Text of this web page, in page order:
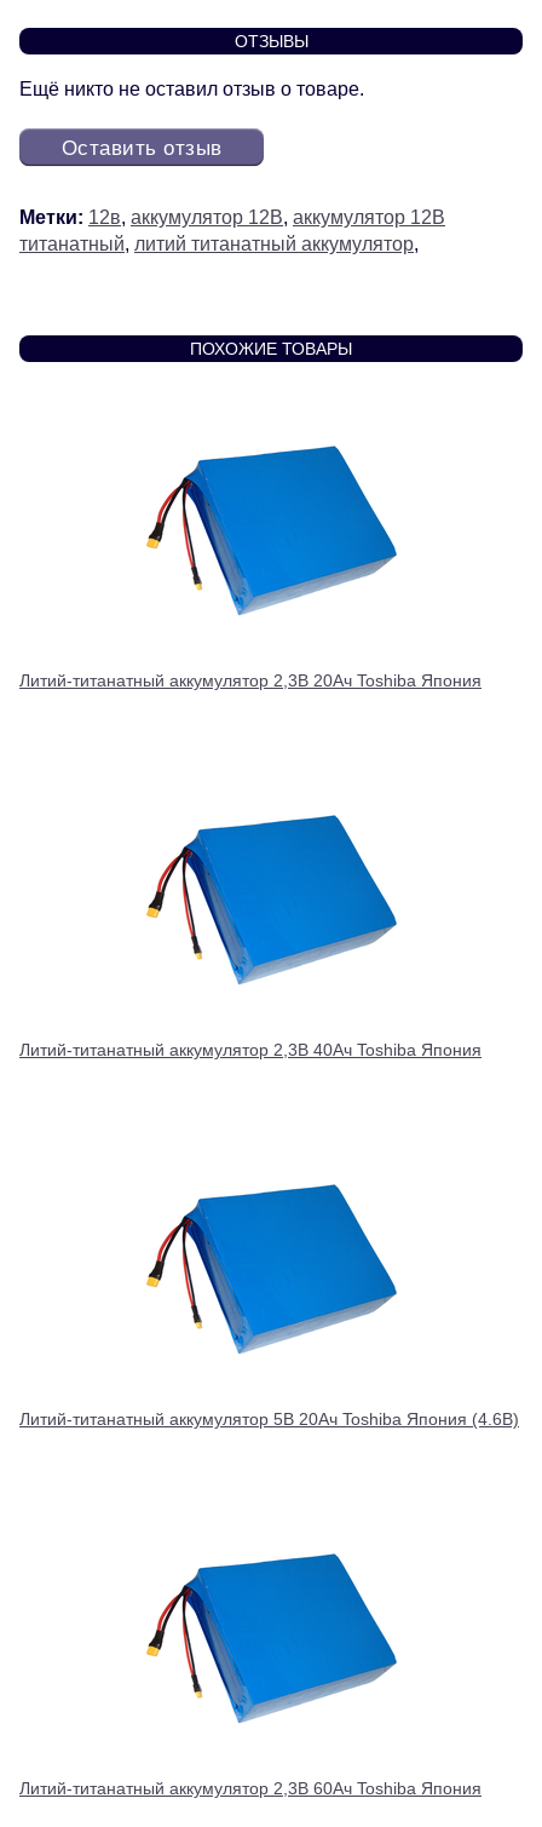
ОТЗЫВЫ
Ещё никто не оставил отзыв о товаре.
Оставить отзыв
Метки: 12в, аккумулятор 12В, аккумулятор 12В
титанатный, литий титанатный аккумулятор,
ПОХОЖИЕ ТОВАРЫ
Литий-титанатный аккумулятор 2,3В 20Ач Toshiba Япония
Литий-титанатный аккумулятор 2,3В 40Ач Toshiba Япония
Литий-титанатный аккумулятор 5В 20Ач Toshiba Япония (4.6В)
Литий-титанатный аккумулятор 2,3В 60Ач Toshiba Япония